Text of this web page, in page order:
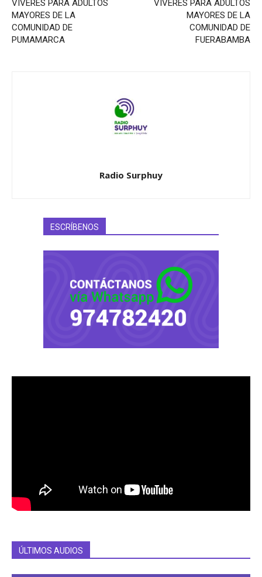
VÍVERES PARA ADULTOS
MAYORES DE LA
COMUNIDAD DE
PUMAMARCA
VÍVERES PARA ADULTOS
MAYORES DE LA
COMUNIDAD DE
FUERABAMBA
Radio Surphuy
ESCRÍBENOS
ÚLTIMOS AUDIOS